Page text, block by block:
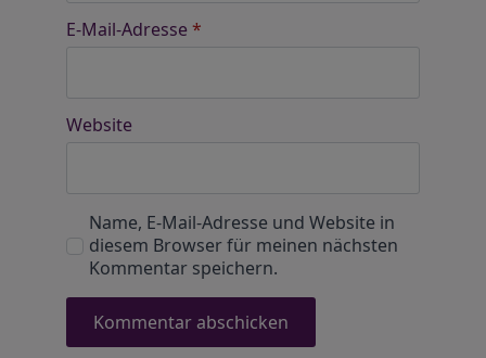
E-Mail-Adresse *
Website
Name, E-Mail-Adresse und Website in
diesem Browser für meinen nächsten
Kommentar speichern.